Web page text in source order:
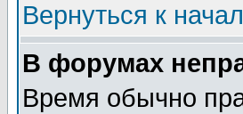
Вернуться к
В форумах
Время обычно